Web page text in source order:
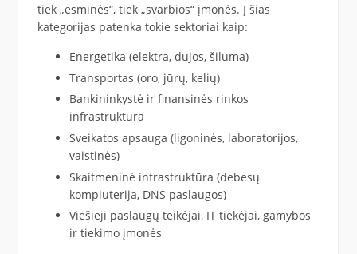
tiek „esminės“, tiek „svarbios“ įmonės. Į šias
kategorijas patenka tokie sektoriai kaip:
Energetika (elektra, dujos, šiluma)
Transportas (oro, jūrų, kelių)
Bankininkystė ir finansinės rinkos
infrastruktūra
Sveikatos apsauga (ligoninės, laboratorijos,
vaistinės)
Skaitmeninė infrastruktūra (debesų
kompiuterija, DNS paslaugos)
Viešieji paslaugų teikėjai, IT tiekėjai, gamybos
ir tiekimo įmonės